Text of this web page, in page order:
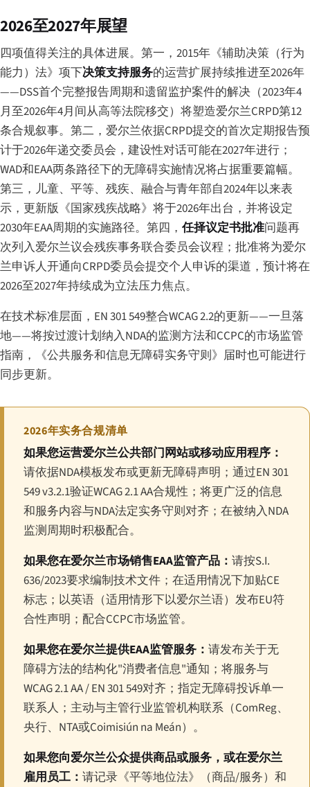
2026至2027年展望
四项值得关注的具体进展。第一，2015年《辅助决策（行为
能力）法》项下决策支持服务的运营扩展持续推进至2026年
——DSS首个完整报告周期和遗留监护案件的解决（2023年4
月至2026年4月间从高等法院移交）将塑造爱尔兰CRPD第12
条合规叙事。第二，爱尔兰依据CRPD提交的首次定期报告预
计于2026年递交委员会，建设性对话可能在2027年进行；
WAD和EAA两条路径下的无障碍实施情况将占据重要篇幅。
第三，儿童、平等、残疾、融合与青年部自2024年以来表
示，更新版《国家残疾战略》将于2026年出台，并将设定
2030年EAA周期的实施路径。第四， 任择议定书批准问题再
次列入爱尔兰议会残疾事务联合委员会议程；批准将为爱尔
兰申诉人开通向CRPD委员会提交个人申诉的渠道，预计将在
2026至2027年持续成为立法压力焦点。
在技术标准层面，EN 301 549整合WCAG 2.2的更新——一旦落
地——将按过渡计划纳入NDA的监测方法和CCPC的市场监管
指南，《公共服务和信息无障碍实务守则》届时也可能进行
同步更新。
2026年实务合规清单
如果您运营爱尔兰公共部门网站或移动应用程序：
请依据NDA模板发布或更新无障碍声明；通过EN 301
549 v3.2.1验证WCAG 2.1 AA合规性；将更广泛的信息
和服务内容与NDA法定实务守则对齐；在被纳入NDA
监测周期时积极配合。
如果您在爱尔兰市场销售EAA监管产品： 请按S.I.
636/2023要求编制技术文件；在适用情况下加贴CE
标志；以英语（适用情形下以爱尔兰语）发布EU符
合性声明；配合CCPC市场监管。
如果您在爱尔兰提供EAA监管服务： 请发布关于无
障碍方法的结构化"消费者信息"通知；将服务与
WCAG 2.1 AA / EN 301 549对齐；指定无障碍投诉单一
联系人；主动与主管行业监管机构联系（ComReg、
央行、NTA或Coimisiún na Meán）。
如果您向爱尔兰公众提供商品或服务，或在爱尔兰
雇用员工： 请记录《平等地位法》（商品/服务）和